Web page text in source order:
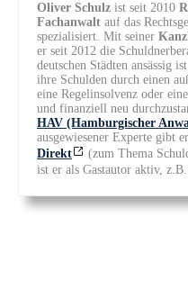
Oliver Schulz ist seit 2010
Fachanwalt auf das
spezialisiert. Mit seiner
er seit 2012 die
deutschen Städten ansässig
ihre Schulden durch einen
eine Regelinsolvenz oder
und finanziell neu
HAV (Hamburgischer
ausgewiesener Experte gibt
Direkt
(zum Thema
ist er als Gastautor aktiv,